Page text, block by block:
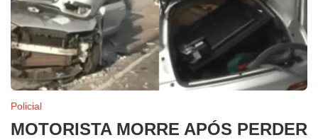
Policial
MOTORISTA MORRE APÓS PERDER